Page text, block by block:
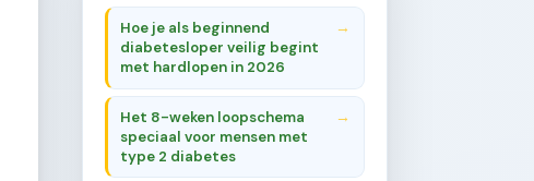
Hoe je als beginnend
diabetesloper veilig begint
met hardlopen in 2026
Het 8-weken loopschema
speciaal voor mensen met
type 2 diabetes